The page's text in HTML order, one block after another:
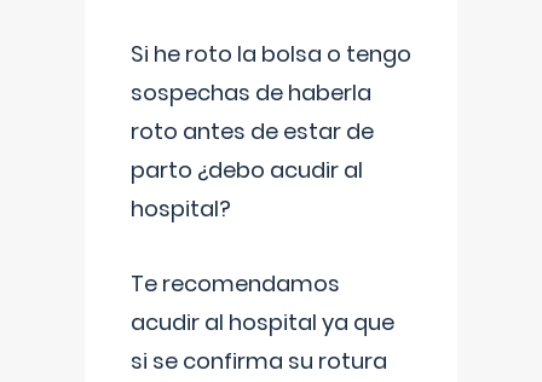
Si he roto la bolsa o tengo
sospechas de haberla
roto antes de estar de
parto ¿debo acudir al
hospital?
Te recomendamos
acudir al hospital ya que
si se confirma su rotura